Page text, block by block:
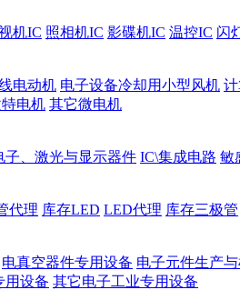
机IC 照相机IC 影碟机IC 温控IC 闪
电动机 电子设备冷却用小型风机
电机 其它微电机
子、激光与显示器件 IC\集成电路 敏
代理 库存LED LED代理 库存三极管
电真空器件专用设备 电子元件生产
用设备 其它电子工业专用设备